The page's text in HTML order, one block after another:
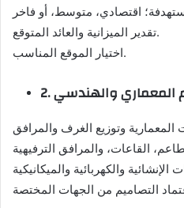
تقدير الميزانية والعائد المتوقع.
اختيار الموقع المناسب.